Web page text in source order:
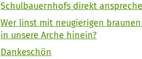
Schulbauernhofs direkt
Wer linst mit neugierigen braunen
in unsere Arche hinein?
Dankeschön